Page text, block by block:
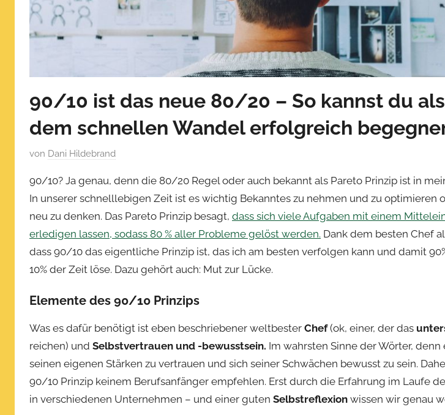
90/10 ist das neue 80/20 – So kannst du
dem schnellen Wandel erfolgreich
V
r
ö
f
f
e
n
l
c
h
t
a
m
von Dani Hildebrand
90/10? Ja genau, denn die 80/20 Regel oder auch bekannt als Pareto Prinzip ist in
In unserer schnelllebigen Zeit ist es wichtig Bekanntes zu nehmen und zu optimieren
neu zu denken. Das Pareto Prinzip besagt, dass sich viele Aufgaben mit einem
erledigen lassen, sodass 80 % aller Probleme gelöst werden. Dank dem besten Chef
dass 90/10 das eigentliche Prinzip ist, das ich am besten verfolgen kann und damit
10% der Zeit löse. Dazu gehört auch: Mut zur Lücke.
Elemente des 90/10 Prinzips
Was es dafür benötigt ist eben beschriebener weltbester Chef(ok, einer, der das
reichen) und Selbstvertrauen und -bewusstsein. Im wahrsten Sinne der Wörter,
seinen eigenen Stärken zu vertrauen und sich seiner Schwächen bewusst zu sein.
90/10 Prinzip keinem Berufsanfänger empfehlen. Erst durch die Erfahrung im Laufe
in verschiedenen Unternehmen – und einer guten Selbstreflexion wissen wir genau